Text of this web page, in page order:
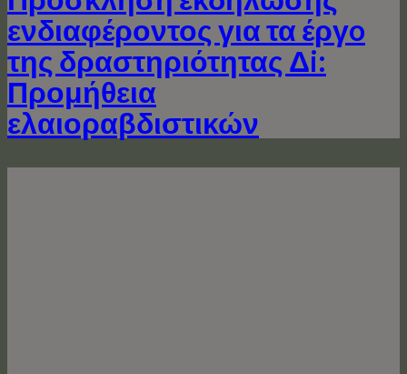
ενδιαφέροντος για τα έργo
της δραστηριότητας Δi:
Προμήθεια
ελαιοραβδιστικών